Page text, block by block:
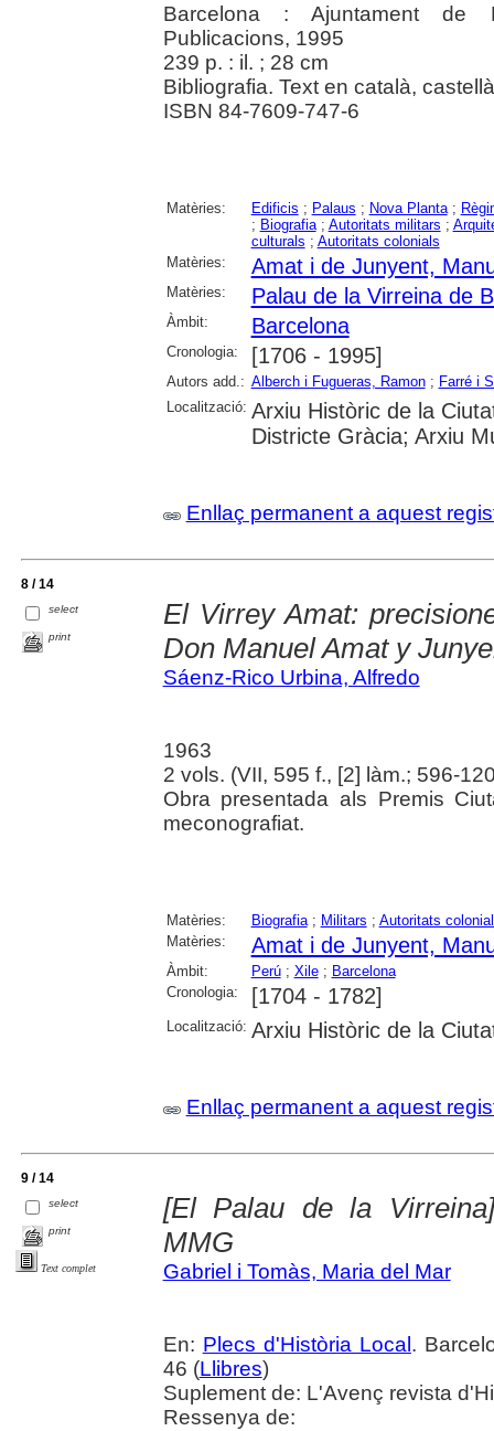
Barcelona : Ajuntament de
Publicacions, 1995
239 p. : il. ; 28 cm
Bibliografia. Text en català,
ISBN 84-7609-747-6
Matèries: Edificis ; Palaus ; Nova Planta;
; Biografia; Autoritats militars ;
culturals ; Autoritats colonials
Matèries:
Amat i de Junyent,
Matèries: Palau de la Virreina de
Àmbit: Barcelona
Cronologia: [1706 - 1995]
Autors add.: Alberch i Fugueras, Ramon; Farré i
Localització: Arxiu Històric de la
Districte Gràcia; Arxiu
Enllaç permanent a aquest
8 / 14
select
print
El Virrey Amat:
Don Manuel Amat y
Sáenz-Rico Urbina, Alfredo
1963
2 vols. (VII, 595 f., [2] làm.; 596-
Obra presentada als Premis
meconografiat.
Matèries: Biografia; Militars ; Autoritats
Matèries:
Amat i de Junyent,
Àmbit: Perú; Xile; Barcelona
Cronologia:
[1704 - 1782]
Localització: Arxiu Històric de la
Enllaç permanent a aquest
9 / 14
select
print
Text complet
[El Palau de la
MMG
Gabriel i Tomàs, Maria del Mar
En: Plecs d'Història Local .
46 (Llibres)
Suplement de: L'Avenç revista
Ressenya de: